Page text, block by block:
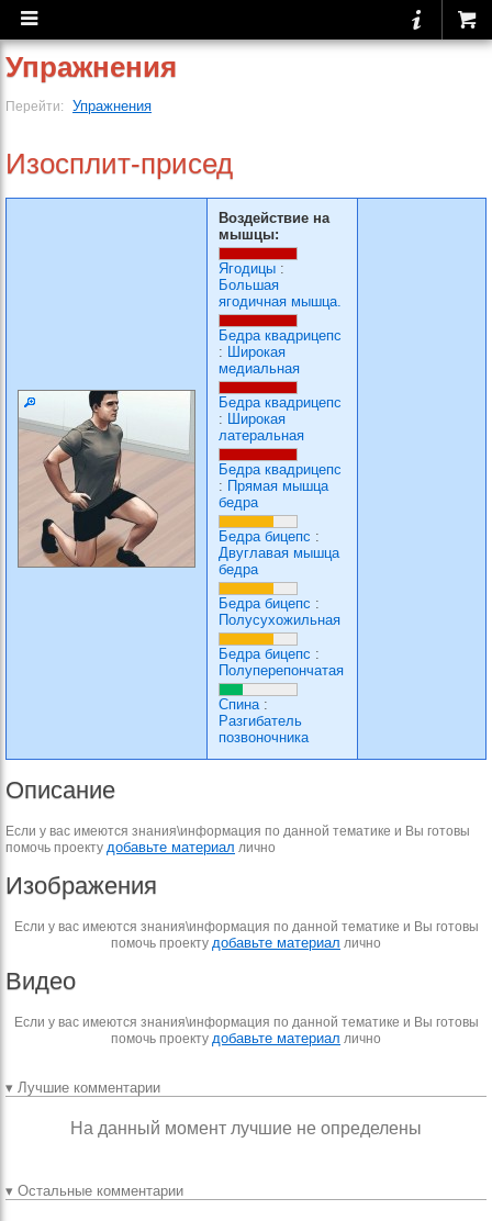
Упражнения
Перейти: Упражнения
Изосплит-присед
Воздействие на
мышцы:
Ягодицы :
Большая
ягодичная мышца.
Бедра квадрицепс
: Широкая
медиальная
Бедра квадрицепс
: Широкая
латеральная
Бедра квадрицепс
: Прямая мышца
бедра
Бедра бицепс :
Двуглавая мышца
бедра
Бедра бицепс :
Полусухожильная
Бедра бицепс :
Полуперепончатая
Спина:
Разгибатель
позвоночника
Описание
Если у вас имеются знания\информация по данной тематике и Вы готовы
помочь проекту добавьте материал лично
Изображения
Если у вас имеются знания\информация по данной тематике и Вы готовы
помочь проекту добавьте материал лично
Видео
Если у вас имеются знания\информация по данной тематике и Вы готовы
помочь проекту добавьте материал лично
▾ Лучшие комментарии
На данный момент лучшие не определены
▾ Остальные комментарии